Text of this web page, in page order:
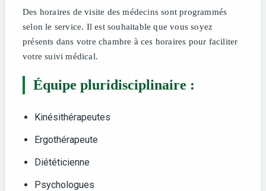
Des horaires de visite des médecins sont programmés
selon le service. Il est souhaitable que vous soyez
présents dans votre chambre à ces horaires pour faciliter
votre suivi médical.
Équipe pluridisciplinaire :
Kinésithérapeutes
Ergothérapeute
Diététicienne
Psychologues